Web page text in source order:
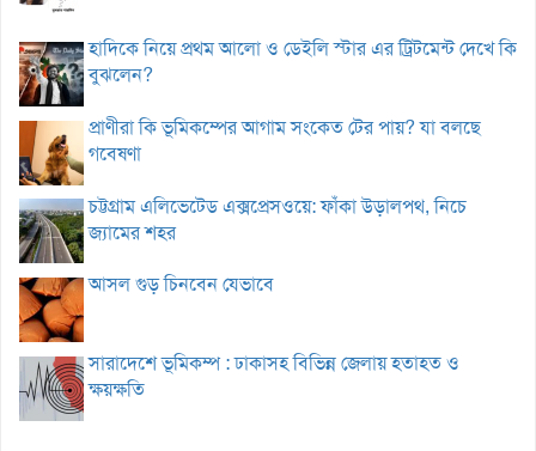
হাদিকে নিয়ে প্রথম আলো ও ডেইলি স্টার এর ট্রিটমেন্ট দেখে কি
বুঝলেন?
প্রাণীরা কি ভূমিকম্পের আগাম সংকেত টের পায়? যা বলছে
গবেষণা
চট্টগ্রাম এলিভেটেড এক্সপ্রেসওয়ে: ফাঁকা উড়ালপথ, নিচে
জ্যামের শহর
আসল গুড় চিনবেন যেভাবে
সারাদেশে ভূমিকম্প : ঢাকাসহ বিভিন্ন জেলায় হতাহত ও
ক্ষয়ক্ষতি